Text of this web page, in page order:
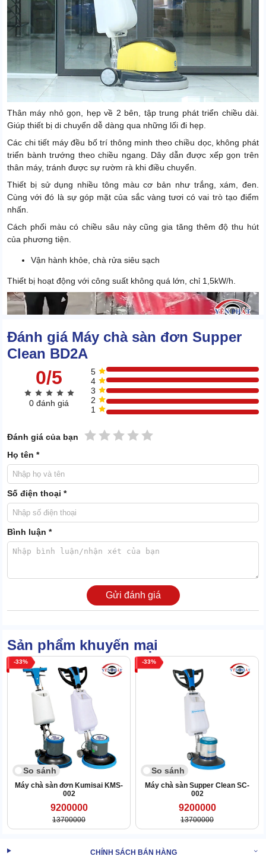
Thân máy nhỏ gọn, hẹp về 2 bên, tập trung phát triển chiều dài.
Giúp thiết bị di chuyển dễ dàng qua những lối đi hẹp.
Các chi tiết máy đều bố trí thông minh theo chiều dọc, không phát
triển bành trướng theo chiều ngang. Dây dẫn được xếp gọn trên
thân máy, tránh được sự rườm rà khi điều chuyển.
Thiết bị sử dụng nhiều tông màu cơ bản như trắng, xám, đen.
Cùng với đó là sự góp mặt của sắc vàng tươi có vai trò tạo điểm
nhấn.
Cách phối màu có chiều sâu này cũng gia tăng thêm độ thu hút
của phương tiện.
Vận hành khỏe, chà rửa siêu sạch
Thiết bị hoạt động với công suất không quá lớn, chỉ 1,5kW/h.
Tuy nhiên, bao nhiêu năng lượng nhận được từ nguồn cấp đều
được chuyển hóa triệt để thành lực cơ học. Vậy nên, hiệu quả vệ
sinh vẫn rất đáng nể.
Máy chà sàn
có thể xử lý cả chất bẩn có gốc dầu, gốc nước, bám
Không chỉ làm sạch tốt mà tiến trình vệ sinh còn diễn ra cực
nhanh. Chỉ trong nháy mắt là loại bỏ được 100% các thành phần
tạp chất.
Phần thân của máy được làm từ 2 vật liệu chủ đạo là hợp kim
chống gỉ và nhựa ABS.
Đánh giá Máy chà sàn đơn Supper
Clean BD2A
0/5
0 đánh giá
5
4
3
2
1
Đánh giá của bạn 5 sao
4 sao
3 sao
2 sao
1 sao
Họ tên *
Số điện thoại *
Bình luận *
Gửi đánh giá
Sản phẩm khuyến mại
33
So sánh
Máy chà sàn đơn Kumisai KMS-
002
9200000
13700000
33
So sánh
Máy chà sàn Supper Clean SC-
002
9200000
13700000
CHÍNH SÁCH BÁN HÀNG